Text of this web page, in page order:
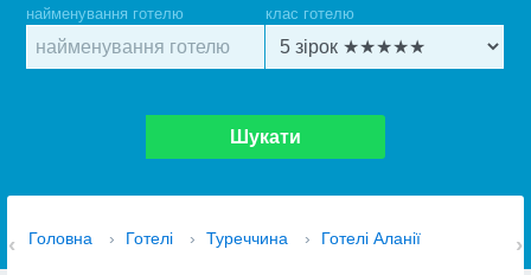
найменування готелю клас готелю
Шукати
Головна › Готелі › Туреччина › Готелі Аланії